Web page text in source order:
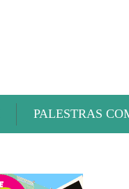
PALESTRAS